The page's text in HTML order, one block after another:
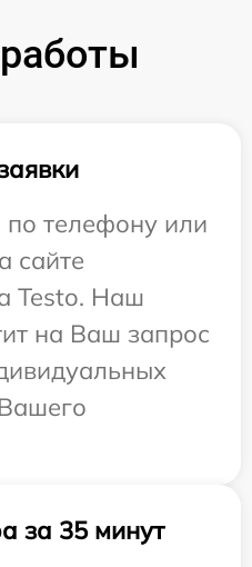
телефону или
сайте
Testo. Наш
на Ваш запрос
за 35 минут